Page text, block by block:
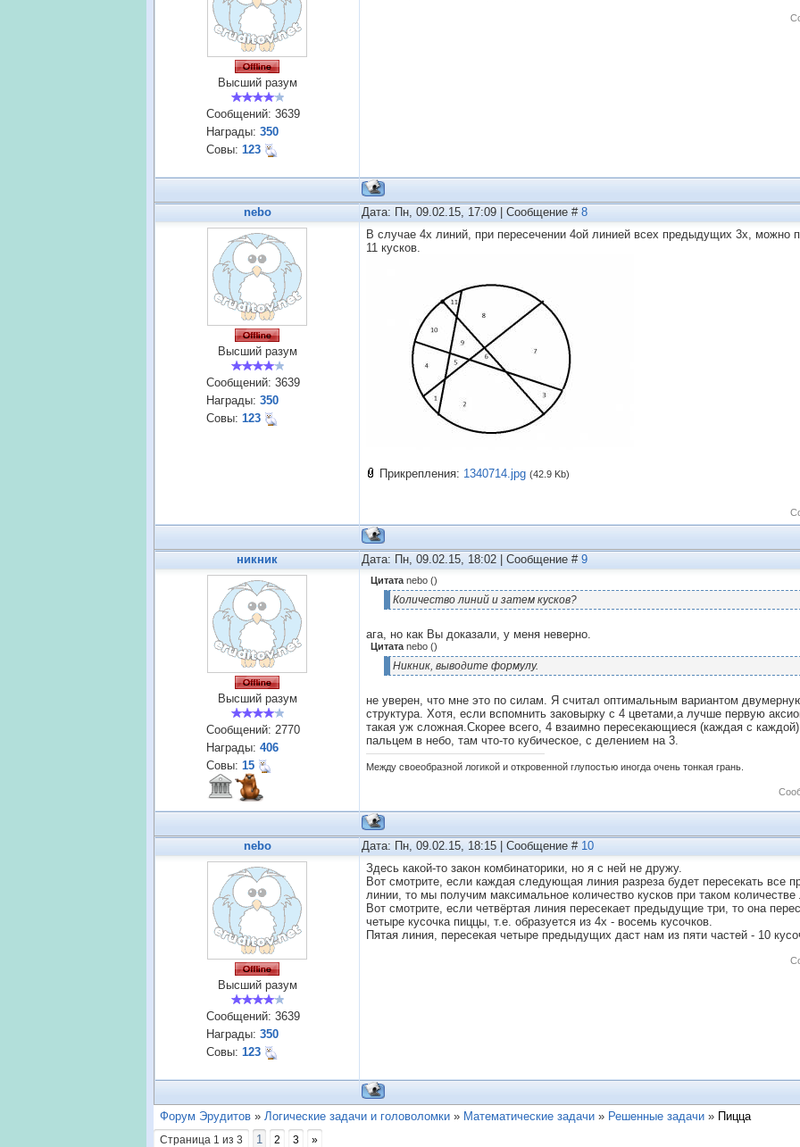
Высший разум
Сообщений: 3639
Награды: 350
Совы: 123
nebo Дата: Пн, 09.02.15, 17:09 | Сообщение # 8
Высший разум
Сообщений: 3639
Награды: 350
Совы: 123
В случае 4х линий, при пересечении 4ой линией всех предыдущих 3х, можно
11 кусков.
Прикрепления: 1340714.jpg (42.9 Kb)
никник Дата: Пн, 09.02.15, 18:02 | Сообщение # 9
Высший разум
Сообщений: 2770
Награды: 406
Совы: 15
Цитата nebo ()
Количество линий и затем кусков?
ага, но как Вы доказали, у меня неверно.
Цитата nebo ()
Никник, выводите формулу.
не уверен, что мне это по силам. Я считал оптимальным вариантом
структура. Хотя, если вспомнить заковырку с 4 цветами,а лучше первую
такая уж сложная.Скорее всего, 4 взаимно пересекающиеся (каждая с
пальцем в небо, там что-то кубическое, с делением на 3.
Между своеобразной логикой и откровенной глупостью иногда очень тонкая грань.
nebo Дата: Пн, 09.02.15, 18:15 | Сообщение # 10
Высший разум
Сообщений: 3639
Награды: 350
Совы: 123
Здесь какой-то закон комбинаторики, но я с ней не дружу.
Вот смотрите, если каждая следующая линия разреза будет пересекать все
линии, то мы получим максимальное количество кусков при такoм количестве
Вот смотрите, если четвёртая линия пересекает предыдущие три, то она
четыре кусочка пиццы, т.е. образуется из 4х - восемь кусочков.
Пятая линия, пересекая четыре предыдущих даст нам из пяти частей - 10
Форум Эрудитов » Логические задачи и головоломки » Математические задачи » Решенные задачи » Пицца
Страница 1 из 3 1 2 3 »